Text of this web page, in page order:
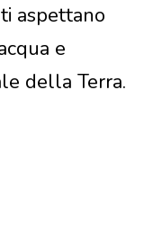
aspettano
e
della Terra.